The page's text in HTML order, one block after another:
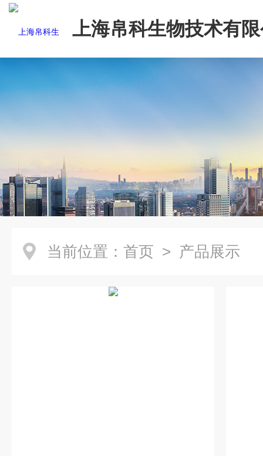
上海帛科生物技术有
当前位置： 首页 > 产品展示